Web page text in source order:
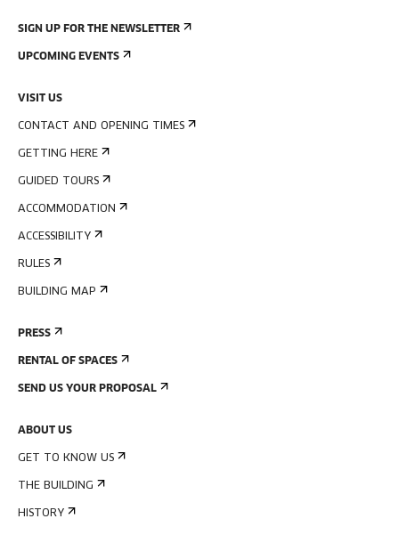
SIGN UP FOR THE NEWSLETTER
UPCOMING EVENTS
VISIT US
CONTACT AND OPENING TIMES
GETTING HERE
GUIDED TOURS
ACCOMMODATION
ACCESSIBILITY
RULES
BUILDING MAP
PRESS
RENTAL OF SPACES
SEND US YOUR PROPOSAL
ABOUT US
GET TO KNOW US
THE BUILDING
HISTORY